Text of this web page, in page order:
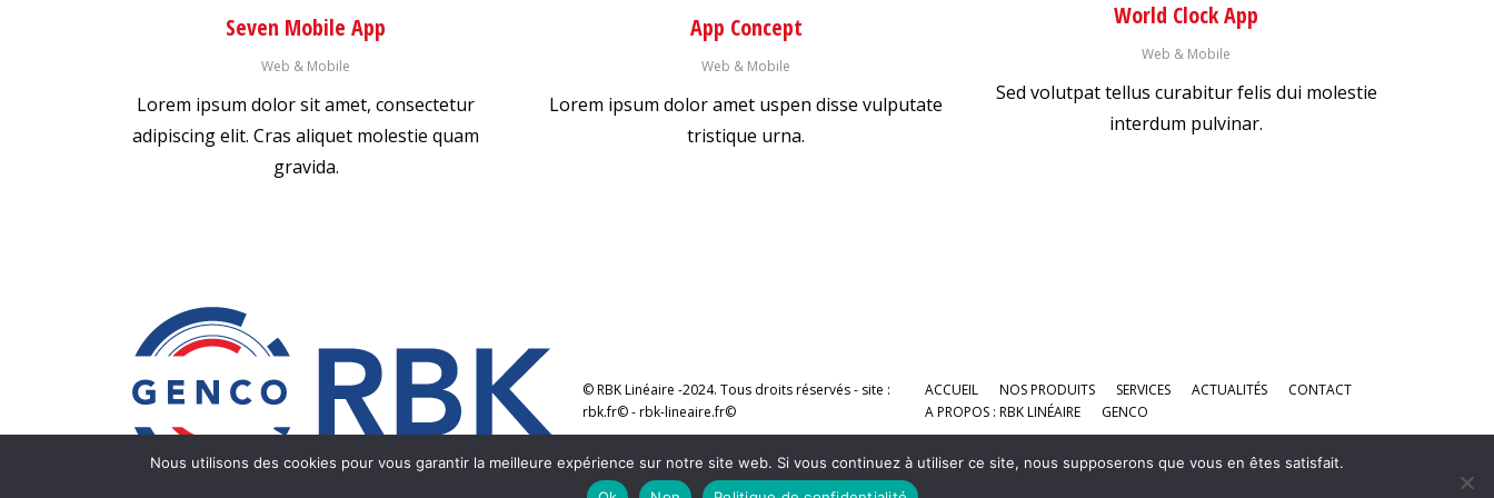
Seven Mobile App
Web & Mobile
Lorem ipsum dolor sit amet, consectetur
adipiscing elit. Cras aliquet molestie quam
gravida.
App Concept
Web & Mobile
Lorem ipsum dolor amet uspen disse vulputate
tristique urna.
World Clock App
Web & Mobile
Sed volutpat tellus curabitur felis dui molestie
interdum pulvinar.
© RBK Linéaire -2024. Tous droits réservés - site :
rbk.fr© - rbk-lineaire.fr©
ACCUEIL NOS PRODUITS SERVICES ACTUALITÉS
CONTACT
A PROPOS : RBK LINÉAIRE
GENCO
Nous utilisons des cookies pour vous garantir la meilleure expérience sur notre site web. Si vous continuez à utiliser ce site, nous supposerons que vous en êtes satisfait.